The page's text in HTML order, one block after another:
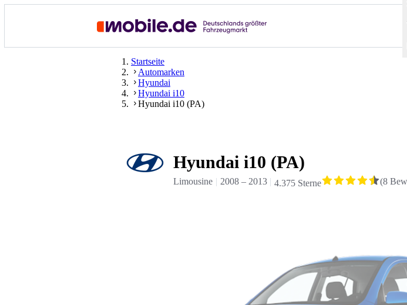
Startseite
Automarken
Hyundai
Hyundai i10
Hyundai i10 (PA)
Hyundai i10 (PA)
Limousine 2008– 2013 4.375 Sterne (8